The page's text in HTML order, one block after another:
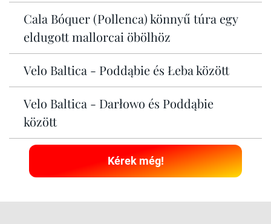
Cala Bóquer (Pollenca) könnyű túra egy
eldugott mallorcai öbölhöz
Velo Baltica - Poddąbie és Łeba között
Velo Baltica - Darłowo és Poddąbie
között
Kérek még!